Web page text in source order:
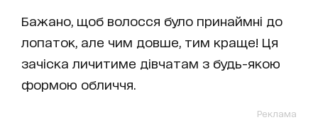
Бажано, щоб волосся було принаймні до
лопаток, але чим довше, тим краще! Ця
зачіска личитиме дівчатам з будь-якою
формою обличчя.
Реклама